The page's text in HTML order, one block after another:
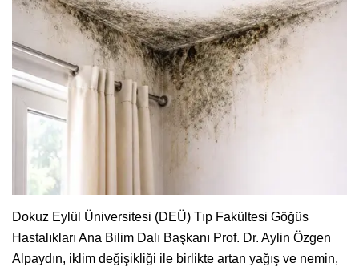
Dokuz Eylül Üniversitesi (DEÜ) Tıp Fakültesi Göğüs
Hastalıkları Ana Bilim Dalı Başkanı Prof. Dr. Aylin Özgen
Alpaydın, iklim değişikliği ile birlikte artan yağış ve nemin,